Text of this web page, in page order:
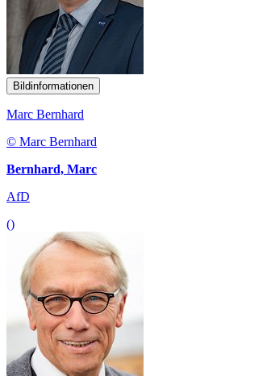
Bildinformationen
Marc Bernhard
© Marc Bernhard
Bernhard, Marc
AfD
()